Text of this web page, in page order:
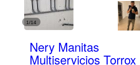
1/14
Nery Manitas
Multiservicios Torrox